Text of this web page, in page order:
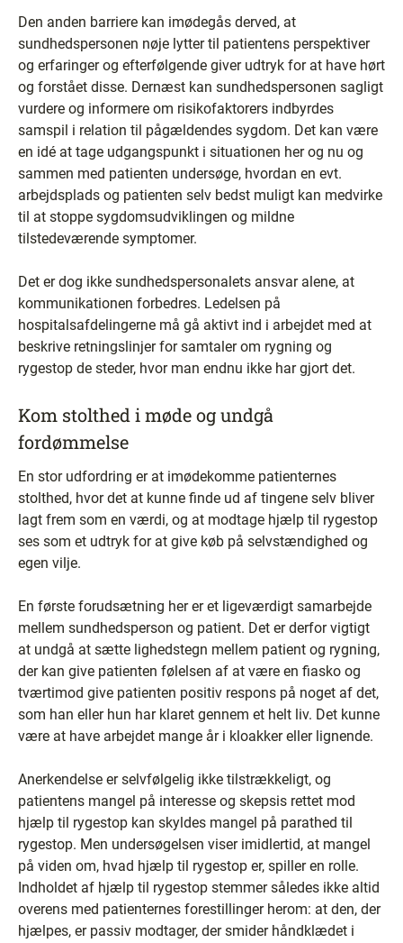
Den anden barriere kan imødegås derved, at
sundhedspersonen nøje lytter til patientens perspektiver
og erfaringer og efterfølgende giver udtryk for at have hørt
og forstået disse. Dernæst kan sundhedspersonen sagligt
vurdere og informere om risikofaktorers indbyrdes
samspil i relation til pågældendes sygdom. Det kan være
en idé at tage udgangspunkt i situationen her og nu og
sammen med patienten undersøge, hvordan en evt.
arbejdsplads og patienten selv bedst muligt kan medvirke
til at stoppe sygdomsudviklingen og mildne
tilstedeværende symptomer.
Det er dog ikke sundhedspersonalets ansvar alene, at
kommunikationen forbedres. Ledelsen på
hospitalsafdelingerne må gå aktivt ind i arbejdet med at
beskrive retningslinjer for samtaler om rygning og
rygestop de steder, hvor man endnu ikke har gjort det.
Kom stolthed i møde og undgå
fordømmelse
En stor udfordring er at imødekomme patienternes
stolthed, hvor det at kunne finde ud af tingene selv bliver
lagt frem som en værdi, og at modtage hjælp til rygestop
ses som et udtryk for at give køb på selvstændighed og
egen vilje.
En første forudsætning her er et ligeværdigt samarbejde
mellem sundhedsperson og patient. Det er derfor vigtigt
at undgå at sætte lighedstegn mellem patient og rygning,
der kan give patienten følelsen af at være en fiasko og
tværtimod give patienten positiv respons på noget af det,
som han eller hun har klaret gennem et helt liv. Det kunne
være at have arbejdet mange år i kloakker eller lignende.
Anerkendelse er selvfølgelig ikke tilstrækkeligt, og
patientens mangel på interesse og skepsis rettet mod
hjælp til rygestop kan skyldes mangel på parathed til
rygestop. Men undersøgelsen viser imidlertid, at mangel
på viden om, hvad hjælp til rygestop er, spiller en rolle.
Indholdet af hjælp til rygestop stemmer således ikke altid
overens med patienternes forestillinger herom: at den, der
hjælpes, er passiv modtager, der smider håndklædet i